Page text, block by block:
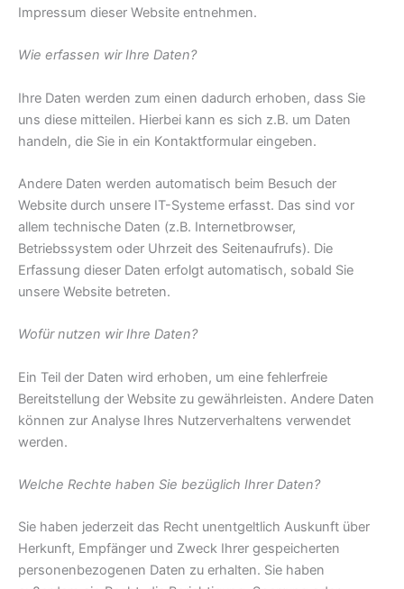
Impressum dieser Website entnehmen.
Wie erfassen wir Ihre Daten?
Ihre Daten werden zum einen dadurch erhoben, dass Sie
uns diese mitteilen. Hierbei kann es sich z.B. um Daten
handeln, die Sie in ein Kontaktformular eingeben.
Andere Daten werden automatisch beim Besuch der
Website durch unsere IT-Systeme erfasst. Das sind vor
allem technische Daten (z.B. Internetbrowser,
Betriebssystem oder Uhrzeit des Seitenaufrufs). Die
Erfassung dieser Daten erfolgt automatisch, sobald Sie
unsere Website betreten.
Wofür nutzen wir Ihre Daten?
Ein Teil der Daten wird erhoben, um eine fehlerfreie
Bereitstellung der Website zu gewährleisten. Andere Daten
können zur Analyse Ihres Nutzerverhaltens verwendet
werden.
Welche Rechte haben Sie bezüglich Ihrer Daten?
Sie haben jederzeit das Recht unentgeltlich Auskunft über
Herkunft, Empfänger und Zweck Ihrer gespeicherten
personenbezogenen Daten zu erhalten. Sie haben